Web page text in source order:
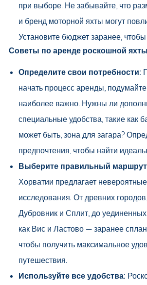
при выборе. Не забывайте, что
и бренд моторной яхты могут
Установите бюджет заранее,
Советы по аренде роскошной яхты
Определите свои потребности:
начать процесс аренды,
наиболее важно. Нужны ли
специальные удобства, такие как
может быть, зона для загара?
предпочтения, чтобы найти
Выберите правильный
Хорватии предлагает
исследования. От древних
Дубровник и Сплит, до уединенных
как Вис и Ластово — заранее
чтобы получить максимальное
путешествия.
Используйте все удобства: